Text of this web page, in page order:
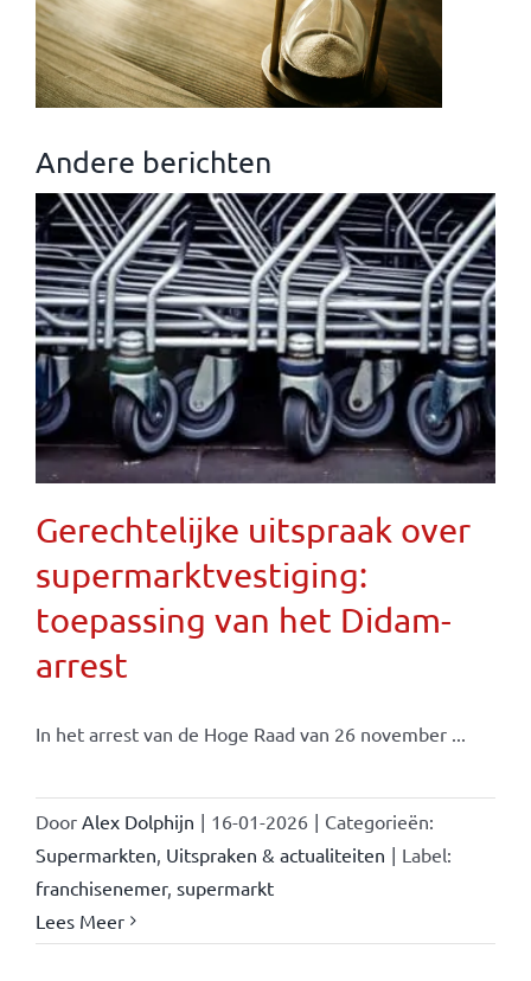
Andere berichten
Gerechtelijke uitspraak over
supermarktvestiging:
toepassing van het Didam-
arrest
In het arrest van de Hoge Raad van 26 november ...
Door Alex Dolphijn | 16-01-2026 | Categorieën:
Supermarkten Uitspraken & actualiteiten | Label:
franchisenemer, supermarkt
Lees Meer